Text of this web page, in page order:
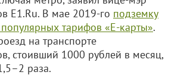
Е1.Ru. В мае 2019-го подземку
тарифов «Е-карты».
на транспорте
стоивший 1000 рублей в месяц,
раза.